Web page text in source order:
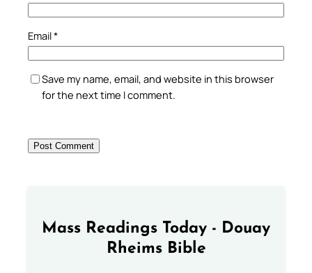
Email*
Save my name, email, and website in this browser
for the next time I comment.
Mass Readings Today - Douay
Rheims Bible